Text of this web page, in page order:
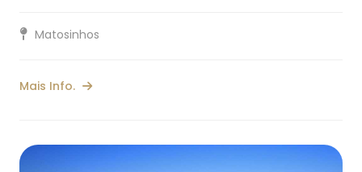
Matosinhos
Mais Info.